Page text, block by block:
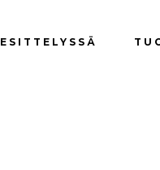
ESITTELYSSÄ